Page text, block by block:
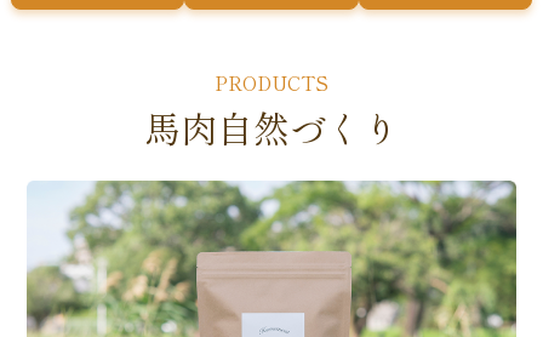
PRODUCTS
馬肉自然づくり